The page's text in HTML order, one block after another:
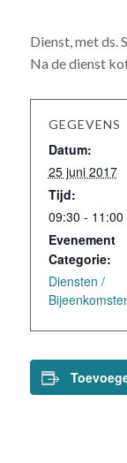
Dienst, met ds.
Na de dienst
GEGEVENS
Datum:
25 juni 2017
Tijd:
09:30 - 11:00
Evenement
Categorie:
Diensten /